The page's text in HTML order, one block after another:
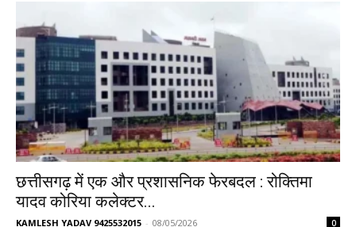
छत्तीसगढ़ में एक और प्रशासनिक फेरबदल : रोक्तिमा
यादव कोरिया कलेक्टर...
KAMLESH YADAV 9425532015 - 08/05/2026 0